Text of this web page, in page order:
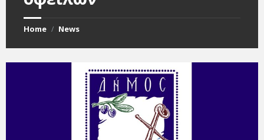
Home / News